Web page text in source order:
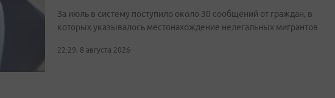
За июль в систему поступило около 30 сообщений от граждан, в
которых указывалось местонахождение нелегальных мигрантов
22:29, 8 августа 2026